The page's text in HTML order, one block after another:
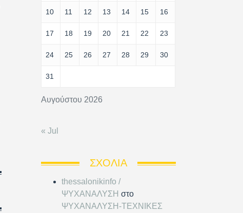
Αυγούστου 2026
10 11 12 13 14 15 16
17 18 19 20 21 22 23
24 25 26 27 28 29 30
31
« Jul
ΣΧΌΛΙΑ
thessalonikinfo /
ΨΥΧΑΝΑΛΥΣΗ στο
ΨΥΧΑΝΑΛΥΣΗ-ΤΕΧΝΙΚΕΣ